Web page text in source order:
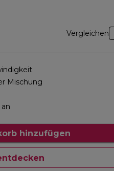
Vergleichen
Mischung
hinzufügen